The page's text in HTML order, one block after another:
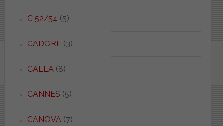
C 52/54 (5)
CADORE(3)
CALLA(8)
CANNES (5)
CANOVA(7)